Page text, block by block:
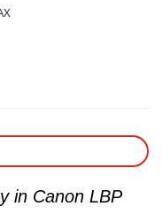
in Canon LBP